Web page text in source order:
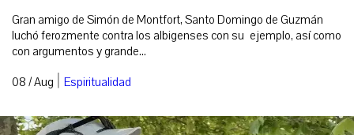
Gran amigo de Simón de Montfort, Santo Domingo de Guzmán
luchó ferozmente contra los albigenses con su ejemplo, así como
con argumentos y grande...
08 / Aug | Espiritualidad